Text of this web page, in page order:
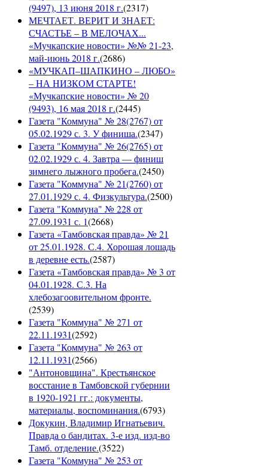
(9497), 13 июня 2018 г.(2317)
МЕЧТАЕТ. ВЕРИТ И ЗНАЕТ:
СЧАСТЬЕ – В МЕЛОЧАХ...
«Мучкапские новости» №№ 21-23,
май-июнь 2018 г.(2686)
«МУЧКАП–ШАПКИНО – ЛЮБО»
– НА НИЗКОМ СТАРТЕ!
«Мучкапские новости» № 20
(9493), 16 мая 2018 г.(2445)
Газета "Коммуна" № 28(2767) от
05.02.1929 с. 3. У финиша.(2347)
Газета "Коммуна" № 26(2765) от
02.02.1929 с. 4. Завтра — финиш
зимнего лыжного пробега.(2450)
Газета "Коммуна" № 21(2760) от
27.01.1929 с. 4. Физкультура.(2500)
Газета "Коммуна" № 228 от
27.09.1931 с. 1(2668)
Газета «Тамбовская правда» № 21
от 25.01.1928. С.4. Хорошая лошадь
в деревне есть.(2587)
Газета «Тамбовская правда» № 3 от
04.01.1928. С.3. На
хлебозагоовительном фронте.
(2539)
Газета "Коммуна" № 271 от
22.11.1931(2592)
Газета "Коммуна" № 263 от
12.11.1931(2566)
"Антоновщина". Крестьянское
восстание в Тамбовской губернии
в 1920-1921 гг.: документы,
материалы, воспоминания.(6793)
Докукин, Владимир Игнатьевич.
Правда о бандитах. 3-е изд. изд-во
Тамб. отделение.(3522)
Газета "Коммуна" № 253 от